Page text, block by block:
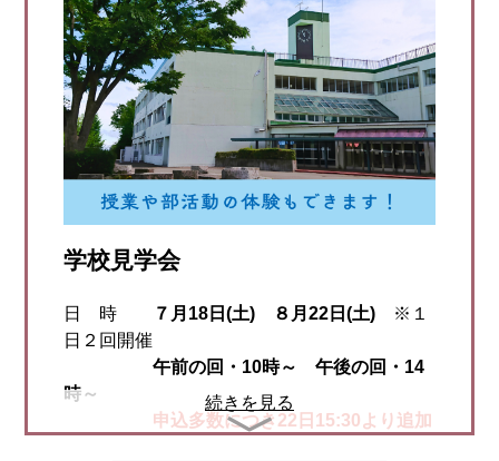
学校見学会
日 時 ７月18日(土) ８月22日(土) ※１
日２回開催
午前の回・10時～ 午後の回・14
時～
申込多数につき22日15:30より追加
続きを見る